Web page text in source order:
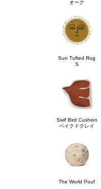
オーク
Sun Tufted Rug
S
Swif Bird Cushion
ベイクドクレイ
The World Pouf